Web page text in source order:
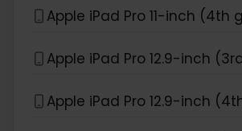
Apple iPad Pro 11-inch (4th